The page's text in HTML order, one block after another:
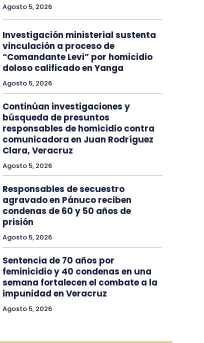
Agosto 5, 2026
Investigación ministerial sustenta
vinculación a proceso de
“Comandante Levi” por homicidio
doloso calificado en Yanga
Agosto 5, 2026
Continúan investigaciones y
búsqueda de presuntos
responsables de homicidio contra
comunicadora en Juan Rodríguez
Clara, Veracruz
Agosto 5, 2026
Responsables de secuestro
agravado en Pánuco reciben
condenas de 60 y 50 años de
prisión
Agosto 5, 2026
Sentencia de 70 años por
feminicidio y 40 condenas en una
semana fortalecen el combate a la
impunidad en Veracruz
Agosto 5, 2026